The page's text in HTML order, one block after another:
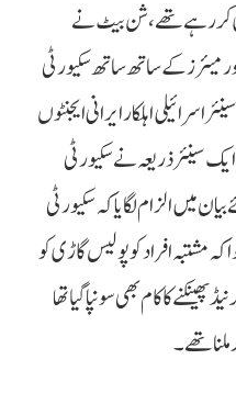
کر رہے تھے، شن بیٹ نے
میئرز کے ساتھ ساتھ سکیورٹی
اسرائیلی اہلکار ایرانی ایجنٹوں
سینئر ذریعہ نے سکیورٹی
میں الزام لگایا کہ سکیورٹی
مشتبہ افراد کو پولیس گاڑی کو
کا کام بھی سونپا گیا تھا